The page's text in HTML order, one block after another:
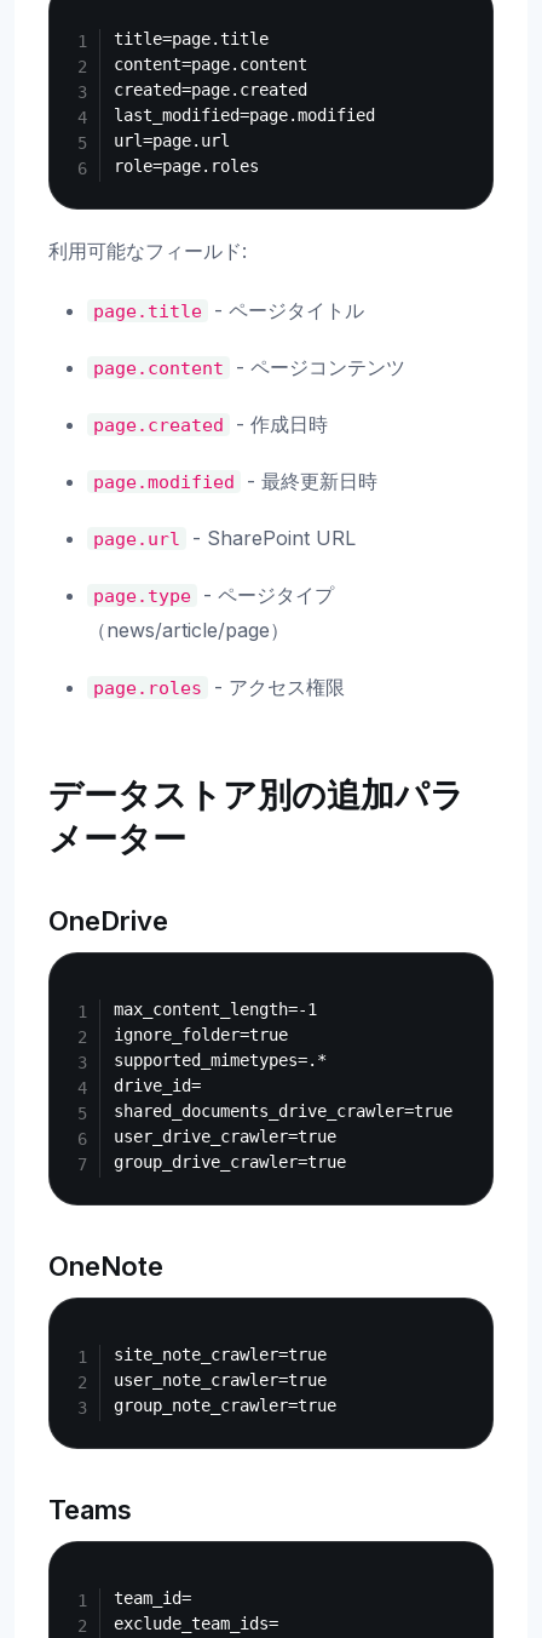
title=page.title
content=page.content
created=page.created
last_modified=page.modified
url=page.url
利用可能なフィールド:
page.title - ページタイトル
page.content - ページコンテンツ
page.created - 作成日時
page.modified - 最終更新日時
page.url - SharePoint URL
page.type
- ページタイプ
（news/article/page）
page.roles - アクセス権限
データストア別の追加パラ
メーター
OneDrive
max_content_length=-1
ignore_folder=true
supported_mimetypes=.*
drive_id=
shared_documents_drive_crawler=true
user_drive_crawler=true
OneNote
site_note_crawler=true
user_note_crawler=true
Teams
team_id=
exclude_team_ids=